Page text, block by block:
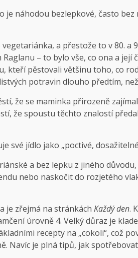
je náhodou bezlepkové, často
a přestože to v 80. a
– to bylo vše, co ona a její
kteří pěstovali většinu toho, co
potravin dlouho předtím,
že se maminka přirozeně
že spoustu těchto znalostí
své jídlo jako „poctivé,
a bez lepku z jiného
nebo naskočit do rozjetého
je zřejmá na stránkách Každý den.
úrovně 4. Velký důraz je
recepty na „cokoli“, což
Navíc je plná tipů, jak